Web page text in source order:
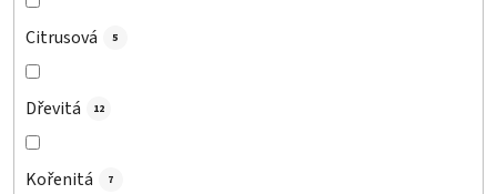
Citrusová 5
Dřevitá 12
Kořenitá 7